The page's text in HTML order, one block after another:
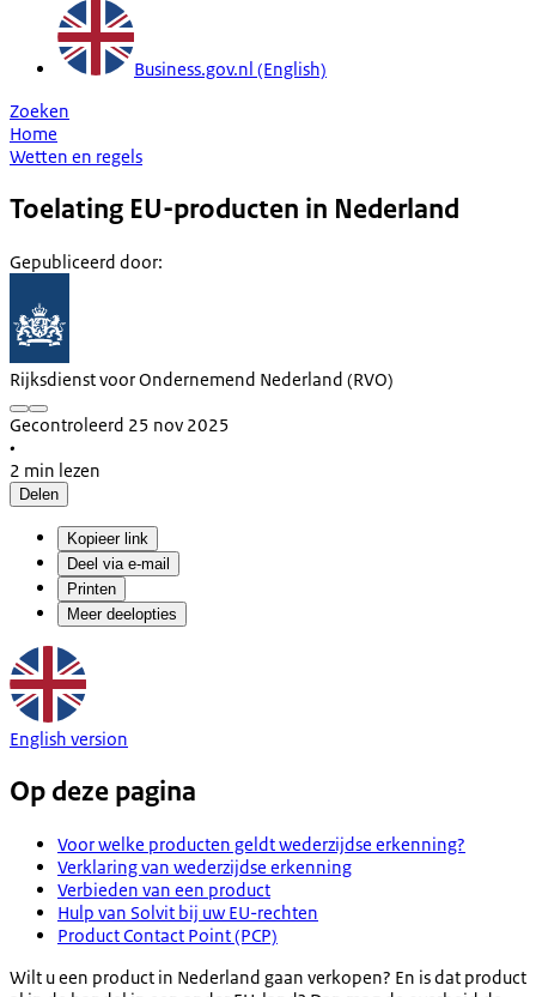
Business.gov.nl (English)
Zoeken
Home
Wetten en regels
Toelating EU-producten in Nederland
Gepubliceerd door:
Rijksdienst voor Ondernemend Nederland (RVO)
Gecontroleerd 25 nov 2025
•
2 min lezen
Delen
Kopieer link
Deel via e-mail
Printen
Meer deelopties
English version
Op deze pagina
Voor welke producten geldt wederzijdse erkenning?
Verklaring van wederzijdse erkenning
Verbieden van een product
Hulp van Solvit bij uw EU-rechten
Product Contact Point (PCP)
Wilt u een product in Nederland gaan verkopen? En is dat product